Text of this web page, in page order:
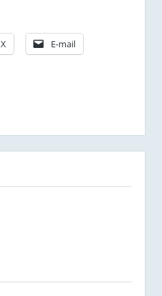
X E-mail